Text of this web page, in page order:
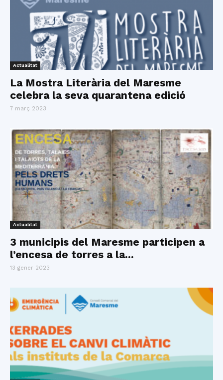
Actualitat
La Mostra Literària del Maresme
celebra la seva quarantena edició
7 març 2023
Actualitat
3 municipis del Maresme participen a
l’encesa de torres a la...
13 gener 2023